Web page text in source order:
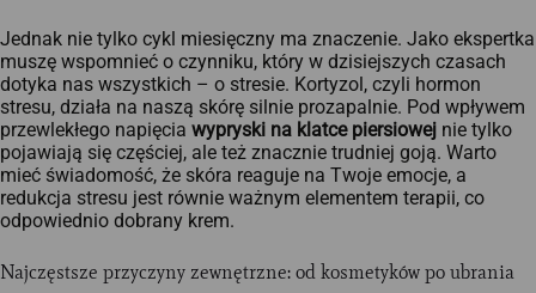
Jednak nie tylko cykl miesięczny ma znaczenie. Jako ekspertka
muszę wspomnieć o czynniku, który w dzisiejszych czasach
dotyka nas wszystkich – o stresie. Kortyzol, czyli hormon
stresu, działa na naszą skórę silnie prozapalnie. Pod wpływem
przewlekłego napięcia wypryski na klatce piersiowej nie tylko
pojawiają się częściej, ale też znacznie trudniej goją. Warto
mieć świadomość, że skóra reaguje na Twoje emocje, a
redukcja stresu jest równie ważnym elementem terapii, co
odpowiednio dobrany krem.
Najczęstsze przyczyny zewnętrzne: od kosmetyków po ubrania